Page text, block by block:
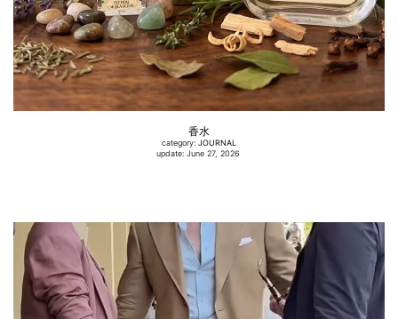
香水
category: JOURNAL
update: June 27, 2026